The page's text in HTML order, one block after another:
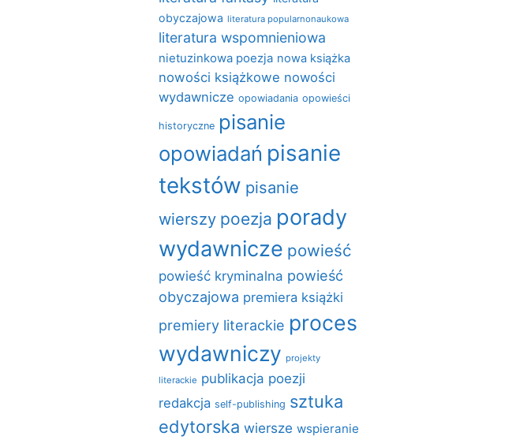
obyczajowa literatura popularnonaukowa
literatura wspomnieniowa
nietuzinkowa poezja nowa książka
nowości książkowe nowości
wydawnicze opowiadania opowieści
historyczne pisanie
opowiadań pisanie
tekstów pisanie
wierszy poezja porady
wydawnicze powieść
powieść kryminalna powieść
obyczajowa premiera książki
premiery literackie proces
wydawniczy projekty
literackie publikacja poezji
redakcja self-publishing sztuka
edytorska wiersze wspieranie